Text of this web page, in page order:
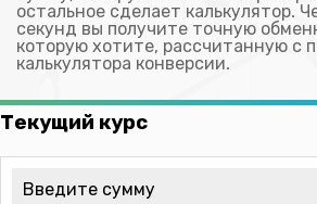
остальное сделает калькулятор.
секунд вы получите точную
которую хотите, рассчитанную с
калькулятора конверсии.
Текущий курс